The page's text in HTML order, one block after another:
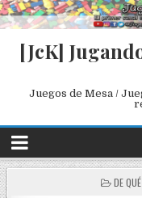
[JcK]
Juegos de Mesa /
P
DE